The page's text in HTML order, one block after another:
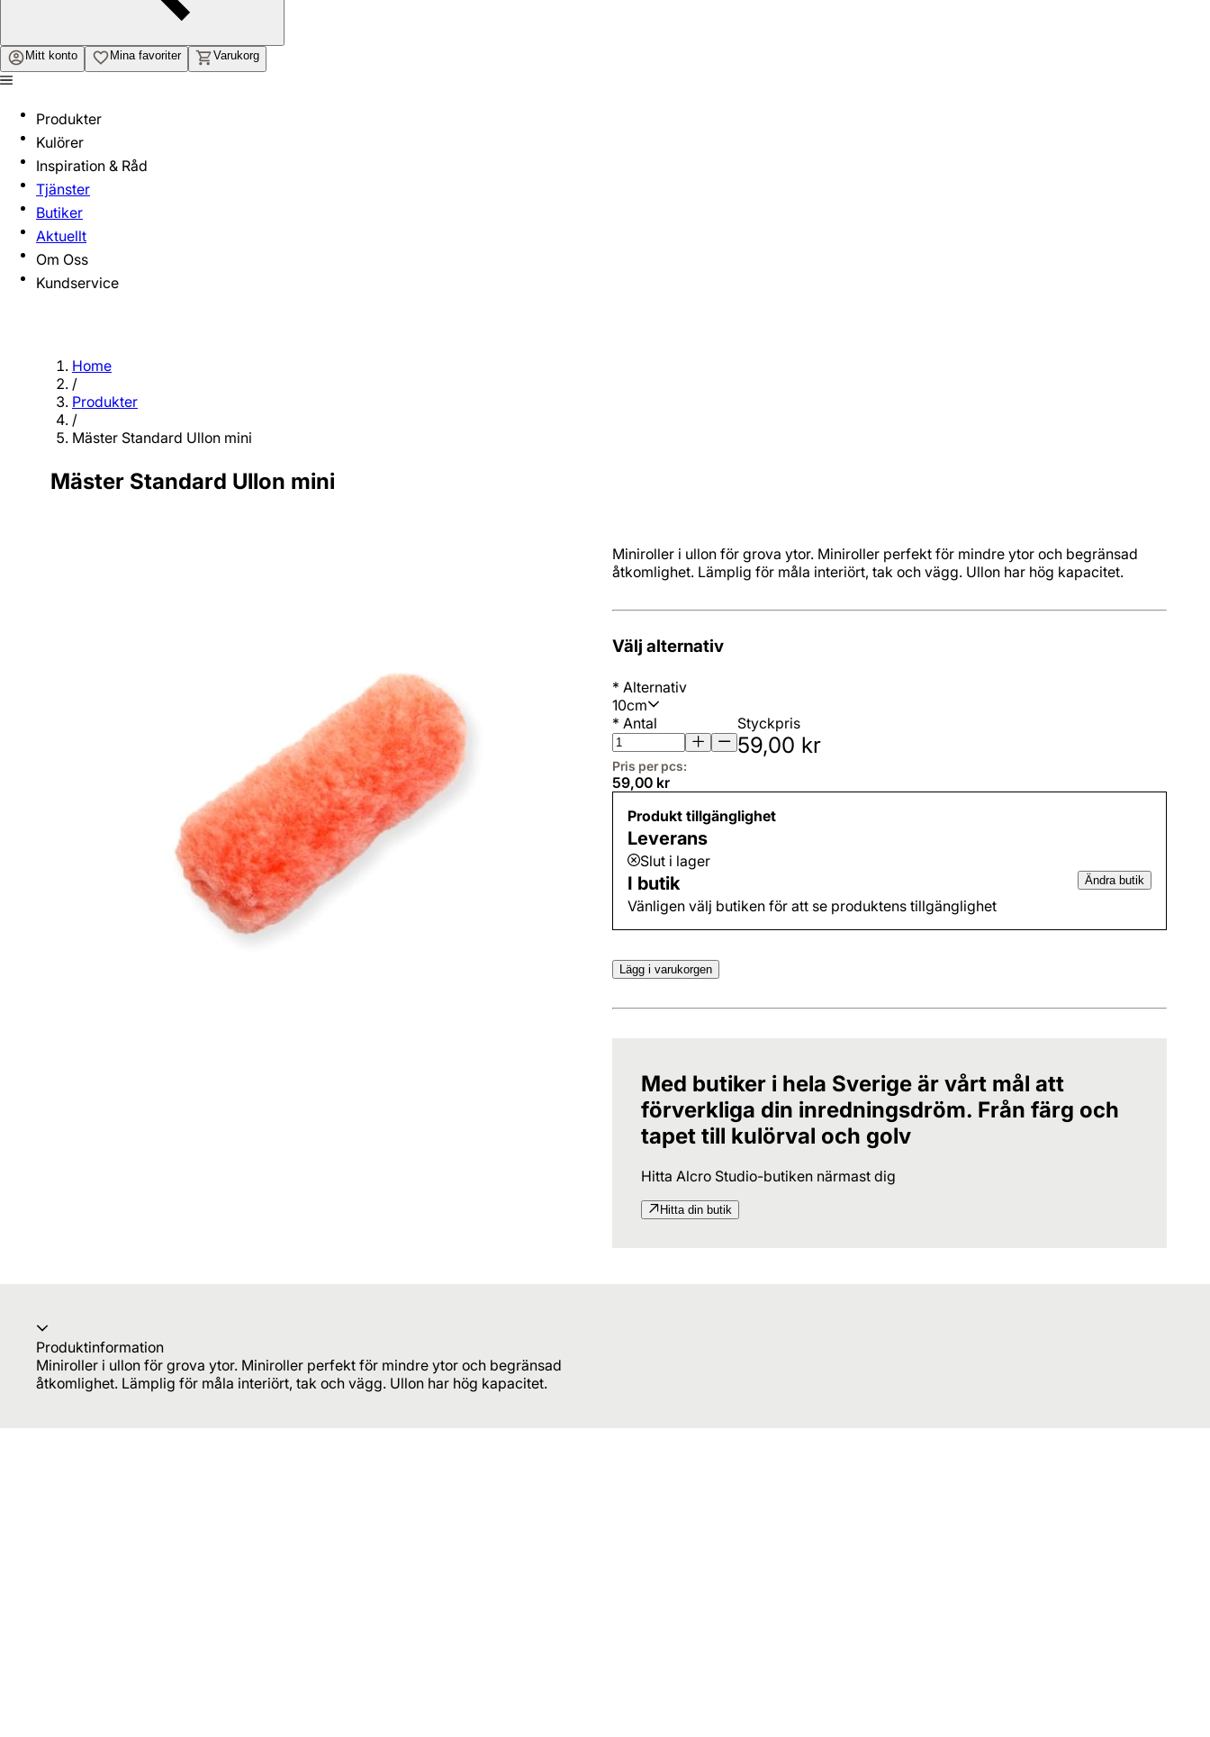
Mitt konto Mina favoriter Varukorg
Produkter
Kulörer
Inspiration & Råd
Tjänster
Butiker
Aktuellt
Om Oss
Kundservice
Home
/
Produkter
/
Mäster Standard Ullon mini
Mäster Standard Ullon mini
Miniroller i ullon för grova ytor. Miniroller perfekt för mindre ytor och begränsad
åtkomlighet. Lämplig för måla interiört, tak och vägg. Ullon har hög kapacitet.
Välj alternativ
* Alternativ
10cm
* Antal Styckpris
59,00 kr
Pris per pcs:
59,00 kr
Produkt tillgänglighet
Leverans
Slut i lager
I butik
Vänligen välj butiken för att se produktens tillgänglighet
Ändra butik
Lägg i varukorgen
Med butiker i hela Sverige är vårt mål att
förverkliga din inredningsdröm. Från färg och
tapet till kulörval och golv
Hitta Alcro Studio-butiken närmast dig
Hitta din butik
Produktinformation
Miniroller i ullon för grova ytor. Miniroller perfekt för mindre ytor och begränsad
åtkomlighet. Lämplig för måla interiört, tak och vägg. Ullon har hög kapacitet.